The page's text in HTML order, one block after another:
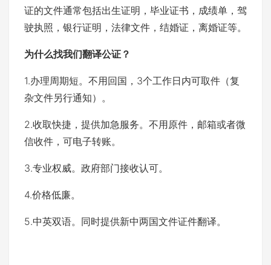
证的文件通常包括出生证明，毕业证书，成绩单，驾
驶执照，银行证明，法律文件，结婚证，离婚证等。
为什么找我们翻译公证？
1.办理周期短。不用回国，3个工作日内可取件（复
杂文件另行通知）。
2.收取快捷，提供加急服务。不用原件，邮箱或者微
信收件，可电子转账。
3.专业权威。政府部门接收认可。
4.价格低廉。
5.中英双语。同时提供新中两国文件证件翻译。